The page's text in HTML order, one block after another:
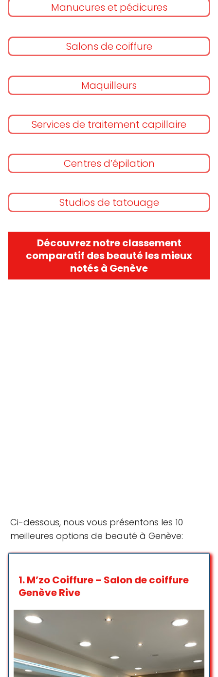
Manucures et pédicures
Salons de coiffure
Maquilleurs
Services de traitement capillaire
Centres d’épilation
Studios de tatouage
Découvrez notre classement
comparatif des beauté les mieux
notés à Genève
Ci-dessous, nous vous présentons les 10
meilleures options de beauté à Genève:
1.M’zo Coiffure – Salon de coiffure
Genève Rive